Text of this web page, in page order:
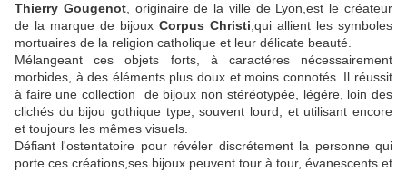
Thierry Gougenot, originaire de la ville de Lyon,est le créateur
de la marque de bijoux Corpus Christi ,qui allient les symboles
mortuaires de la religion catholique et leur délicate beauté.
Mélangeant ces objets forts, à caractéres nécessairement
morbides, à des éléments plus doux et moins connotés. Il réussit
à faire une collection de bijoux non stéréotypée, légére, loin des
clichés du bijou gothique type, souvent lourd, et utilisant encore
et toujours les mêmes visuels.
Défiant l'ostentatoire pour révéler discrétement la personne qui
porte ces créations,ses bijoux peuvent tour à tour, évanescents et